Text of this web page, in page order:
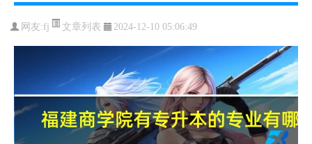
网友:fj 文章列表 2024-12-10 05:06:49